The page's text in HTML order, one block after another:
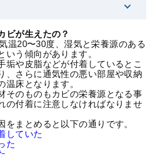
ビが生えたの？
温20〜30度、湿気と栄養源のある
いう傾向があります。
垢や皮脂などが付着しているとこ
、さらに通気性の悪い部屋や収納
温床となります。
そのものもカビの栄養源となる事
の付着に注意しなければなりませ
をまとめると以下の通りです。
していた
た